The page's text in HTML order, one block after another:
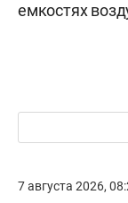
емкостях
7 августа 2026,